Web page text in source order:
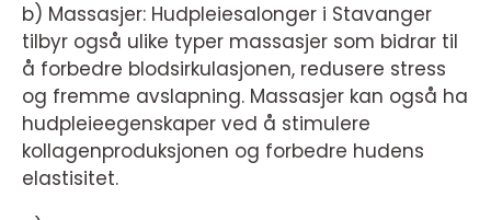
b) Massasjer: Hudpleiesalonger i Stavanger
tilbyr også ulike typer massasjer som bidrar til
å forbedre blodsirkulasjonen, redusere stress
og fremme avslapning. Massasjer kan også ha
hudpleieegenskaper ved å stimulere
kollagenproduksjonen og forbedre hudens
elastisitet.